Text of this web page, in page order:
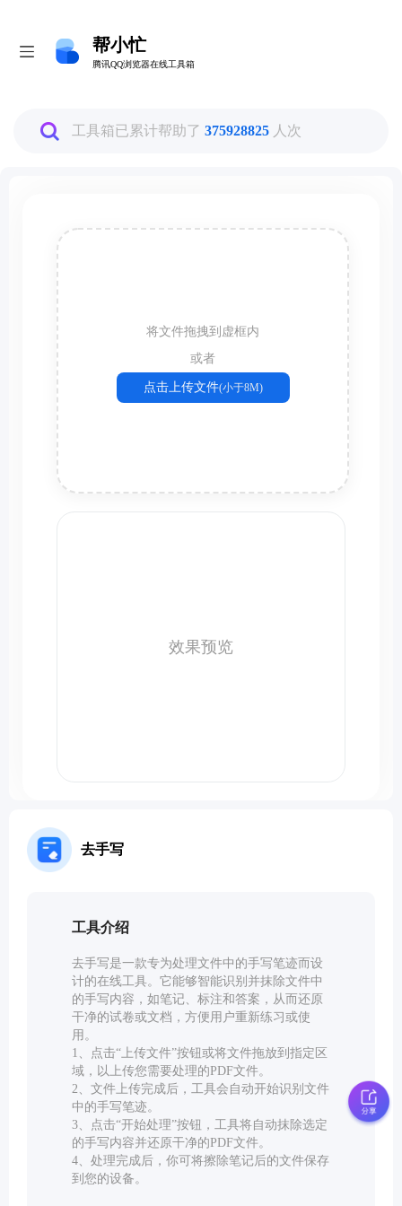
帮小忙
腾讯QQ浏览器在线工具箱
帮小忙
腾讯QQ浏览器在线工具箱
全部
PDF转换工具
数据换算工具
生活娱乐工具
教育工具
文本工具
工具箱已累计帮助了 375928825 人次
将文件拖拽到虚框内
或者
点击上传文件(小于8M)
效果预览
去手写
工具介绍
去手写是一款专为处理文件中的手写笔迹而设
计的在线工具。它能够智能识别并抹除文件中
的手写内容，如笔记、标注和答案，从而还原
干净的试卷或文档，方便用户重新练习或使
用。
1、点击“上传文件”按钮或将文件拖放到指定区
域，以上传您需要处理的PDF文件。
2、文件上传完成后，工具会自动开始识别文件
中的手写笔迹。
3、点击“开始处理”按钮，工具将自动抹除选定
的手写内容并还原干净的PDF文件。
4、处理完成后，你可将擦除笔记后的文件保存
到您的设备。